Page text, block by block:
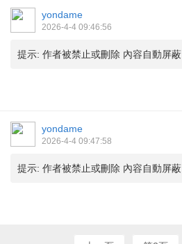
yondame
2026-4-4 09:46:56
提示: 作者被禁止或刪除 內容自動屏蔽
yondame
2026-4-4 09:47:58
提示: 作者被禁止或刪除 內容自動屏蔽